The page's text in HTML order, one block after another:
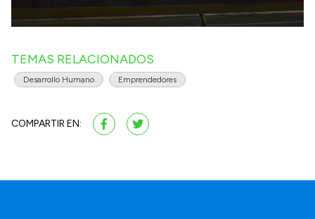
TEMAS RELACIONADOS
Desarrollo Humano Emprendedores
COMPARTIR EN: